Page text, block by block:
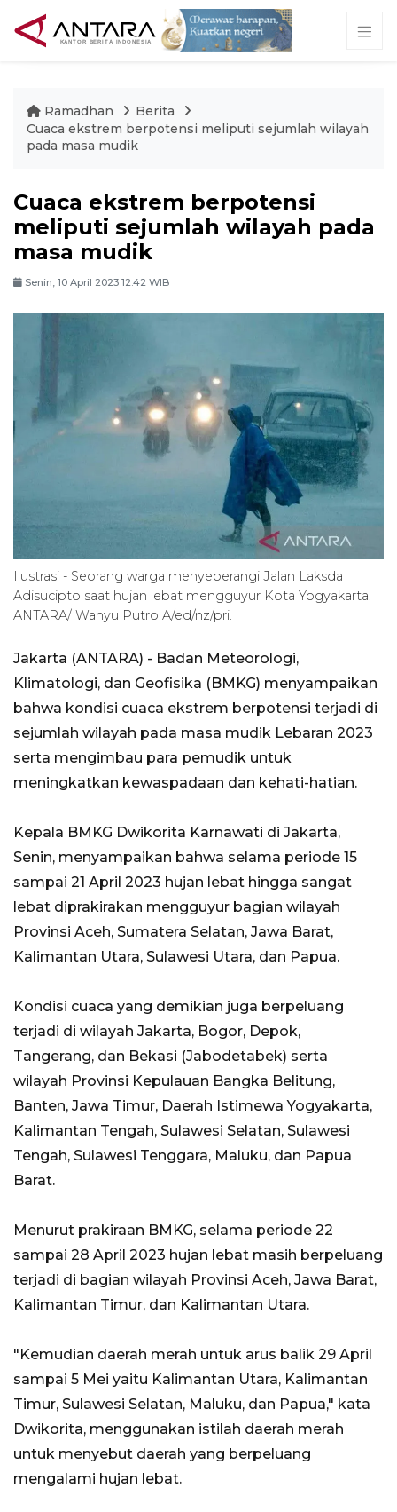
Ramadhan
Berita
Cuaca ekstrem berpotensi meliputi sejumlah wilayah
pada masa mudik
Cuaca ekstrem berpotensi
meliputi sejumlah wilayah pada
masa mudik
Senin, 10 April 2023 12:42 WIB
Ilustrasi - Seorang warga menyeberangi Jalan Laksda
Adisucipto saat hujan lebat mengguyur Kota Yogyakarta.
ANTARA/ Wahyu Putro A/ed/nz/pri.
Jakarta (ANTARA) - Badan Meteorologi,
Klimatologi, dan Geofisika (BMKG) menyampaikan
bahwa kondisi cuaca ekstrem berpotensi terjadi di
sejumlah wilayah pada masa mudik Lebaran 2023
serta mengimbau para pemudik untuk
meningkatkan kewaspadaan dan kehati-hatian.
Kepala BMKG Dwikorita Karnawati di Jakarta,
Senin, menyampaikan bahwa selama periode 15
sampai 21 April 2023 hujan lebat hingga sangat
lebat diprakirakan mengguyur bagian wilayah
Provinsi Aceh, Sumatera Selatan, Jawa Barat,
Kalimantan Utara, Sulawesi Utara, dan Papua.
Kondisi cuaca yang demikian juga berpeluang
terjadi di wilayah Jakarta, Bogor, Depok,
Tangerang, dan Bekasi (Jabodetabek) serta
wilayah Provinsi Kepulauan Bangka Belitung,
Banten, Jawa Timur, Daerah Istimewa Yogyakarta,
Kalimantan Tengah, Sulawesi Selatan, Sulawesi
Tengah, Sulawesi Tenggara, Maluku, dan Papua
Barat.
Menurut prakiraan BMKG, selama periode 22
sampai 28 April 2023 hujan lebat masih berpeluang
terjadi di bagian wilayah Provinsi Aceh, Jawa Barat,
Kalimantan Timur, dan Kalimantan Utara.
"Kemudian daerah merah untuk arus balik 29 April
sampai 5 Mei yaitu Kalimantan Utara, Kalimantan
Timur, Sulawesi Selatan, Maluku, dan Papua," kata
Dwikorita, menggunakan istilah daerah merah
untuk menyebut daerah yang berpeluang
mengalami hujan lebat.